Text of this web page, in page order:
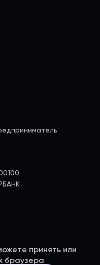
принять или
браузера